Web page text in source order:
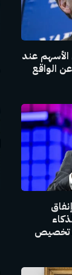
عند
الواقع
تخصيص